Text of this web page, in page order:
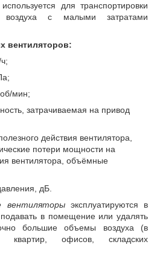
для транспортировки
воздуха с малыми затратами
вентиляторов:
мин;
затрачиваемая на привод
действия вентилятора,
потери мощности на
вентилятора, объёмные
дБ.
вентиляторы эксплуатируются в
в помещение или удалять
большие объемы воздуха (в
квартир, офисов, складских